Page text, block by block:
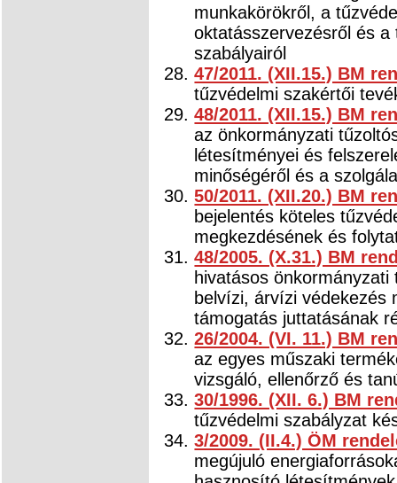
munkakörökről, a
oktatásszervezésről és
szabályairól
47/2011. (XII.15.) BM
tűzvédelmi szakértői
48/2011. (XII.15.) BM
az önkormányzati
létesítményei és
minőségéről és a
50/2011. (XII.20.) BM
bejelentés köteles
megkezdésének és
48/2005. (X.31.) BM
hivatásos
belvízi, árvízi védekezés
támogatás juttatásának
26/2004. (VI. 11.) BM
az egyes műszaki
vizsgáló, ellenőrző és
30/1996. (XII. 6.) BM
tűzvédelmi szabályzat
3/2009. (II.4.) ÖM
megújuló